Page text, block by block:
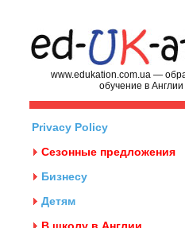
www.edukation.com.ua —
обучение в Англии
Privacy Policy
Сезонные предложения
Бизнесу
Детям